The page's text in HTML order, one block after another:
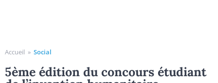
Accueil » Social
5ème édition du concours étudiant